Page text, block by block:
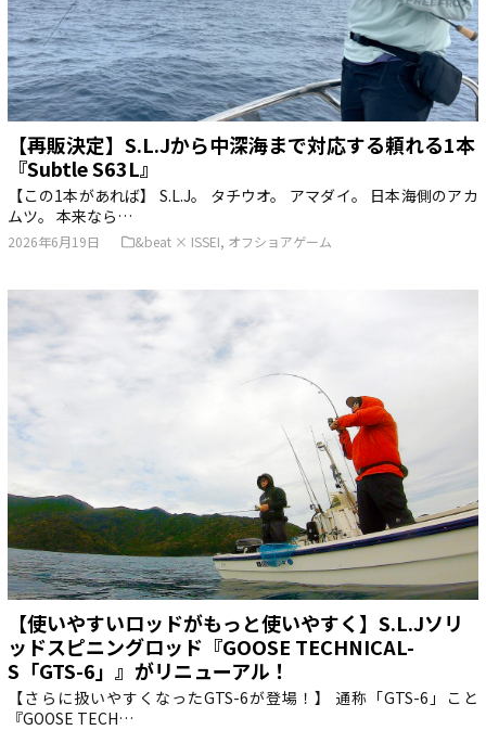
【再販決定】S.L.Jから中深海まで対応する頼れる1本
『Subtle S63L』
【この1本があれば】 S.L.J。 タチウオ。 アマダイ。 日本海側のアカ
ムツ。 本来なら…
2026年6月19日 &beat × ISSEI, オフショアゲーム
【使いやすいロッドがもっと使いやすく】S.L.Jソリ
ッドスピニングロッド『GOOSE TECHNICAL-
S「GTS-6」』がリニューアル！
【さらに扱いやすくなったGTS-6が登場！】 通称「GTS-6」こと
『GOOSE TECH…